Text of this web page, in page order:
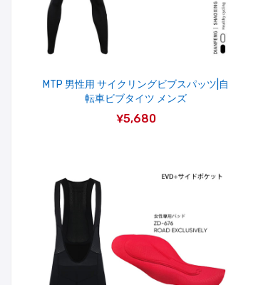
MTP 男性用 サイクリングビブスパッツ|自
転車ビブタイツ メンズ
¥5,680